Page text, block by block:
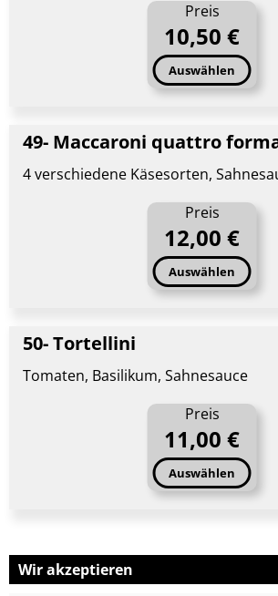
Preis
10,50 €
Auswählen
49- Maccaroni quattro
4 verschiedene Käsesorten,
Preis
12,00 €
Auswählen
50- Tortellini
Tomaten, Basilikum, Sahnesauce
Preis
11,00 €
Auswählen
Wir akzeptieren